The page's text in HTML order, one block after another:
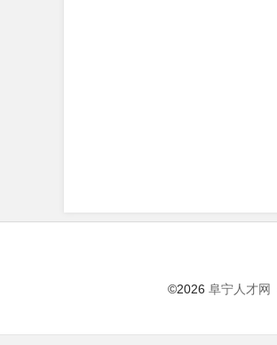
©2026 阜宁人才网